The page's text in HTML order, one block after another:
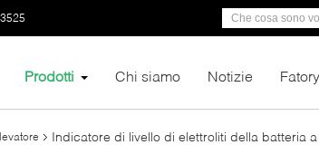
Prodotti Chi siamo Notizie
Indicatore di livello di elettroliti della batteria